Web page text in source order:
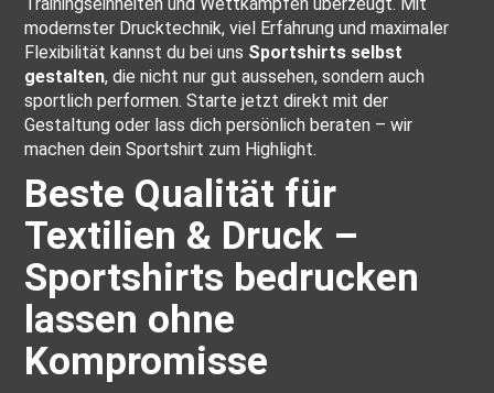
modernster Drucktechnik, viel Erfahrung und maximaler
Flexibilität kannst du bei uns Sportshirts selbst
gestalten, die nicht nur gut aussehen, sondern auch
sportlich performen. Starte jetzt direkt mit der
Gestaltung oder lass dich persönlich beraten – wir
machen dein Sportshirt zum Highlight.
Beste Qualität für
Textilien & Druck –
Sportshirts bedrucken
lassen ohne
Kompromisse